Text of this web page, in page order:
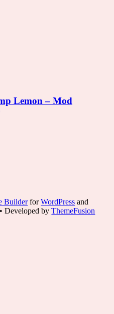
Lemon – Mod
BuilderforWordPress and
Developed byThemeFusion